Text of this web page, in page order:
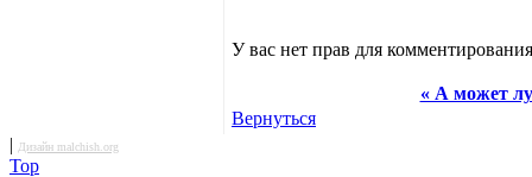
У вас нет прав для
« А может
Вернуться
| Дизайн malchish.org
Top